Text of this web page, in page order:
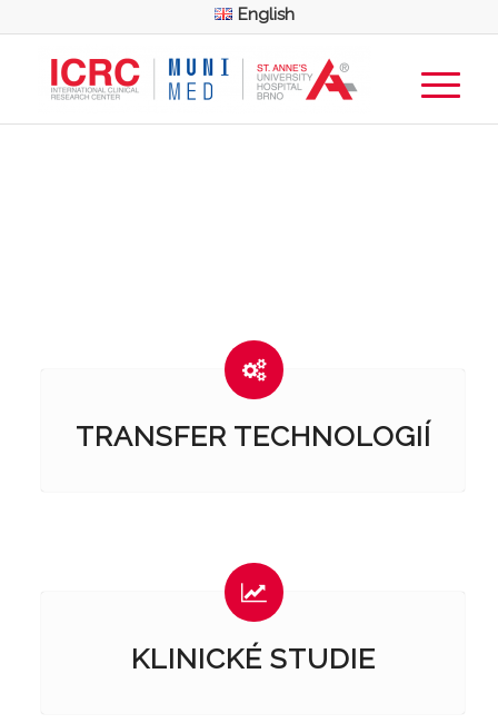
English
TRANSFER TECHNOLOGIÍ
KLINICKÉ STUDIE